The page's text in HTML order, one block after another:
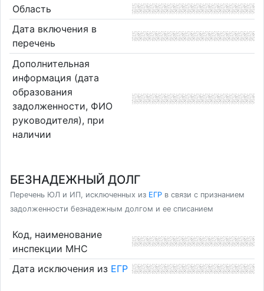
Область
Дата включения в
перечень
Дополнительная
информация (дата
образования
задолженности, ФИО
руководителя), при
наличии
БЕЗНАДЕЖНЫЙ ДОЛГ
Перечень ЮЛ и ИП, исключенных из ЕГР в связи с признанием
задолженности безнадежным долгом и ее списанием
Код, наименование
инспекции МНС
Дата исключения из ЕГР